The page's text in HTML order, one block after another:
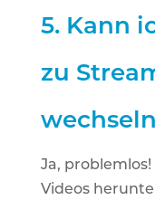
5. Kann
zu
Ja,
Videos